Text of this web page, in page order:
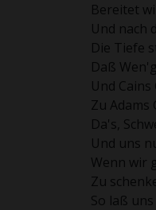
Bereitet
Und nach
Die Tiefe
Daß
Und
Zu Adams
Da's,
Und uns
Wenn wir
Zu
So laß